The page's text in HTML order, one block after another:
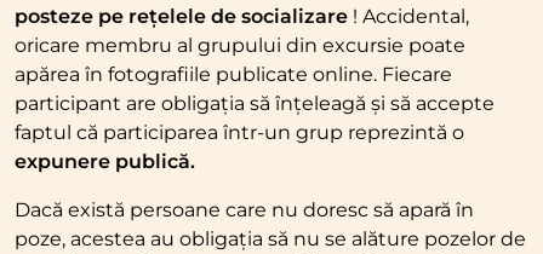
posteze pe rețelele de socializare ! Accidental,
oricare membru al grupului din excursie poate
apărea în fotografiile publicate online. Fiecare
participant are obligația să înțeleagă și să accepte
faptul că participarea într-un grup reprezintă o
expunere publică.
Dacă există persoane care nu doresc să apară în
poze, acestea au obligația să nu se alăture pozelor de